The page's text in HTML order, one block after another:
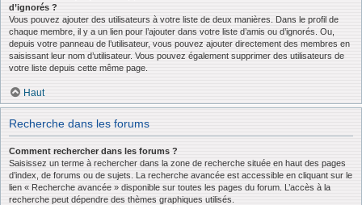
d’ignorés ?
Vous pouvez ajouter des utilisateurs à votre liste de deux manières. Dans le profil de
chaque membre, il y a un lien pour l’ajouter dans votre liste d’amis ou d’ignorés. Ou,
depuis votre panneau de l’utilisateur, vous pouvez ajouter directement des membres en
saisissant leur nom d’utilisateur. Vous pouvez également supprimer des utilisateurs de
votre liste depuis cette même page.
Haut
Recherche dans les forums
Comment rechercher dans les forums ?
Saisissez un terme à rechercher dans la zone de recherche située en haut des pages
d’index, de forums ou de sujets. La recherche avancée est accessible en cliquant sur le
lien « Recherche avancée » disponible sur toutes les pages du forum. L’accès à la
recherche peut dépendre des thèmes graphiques utilisés.